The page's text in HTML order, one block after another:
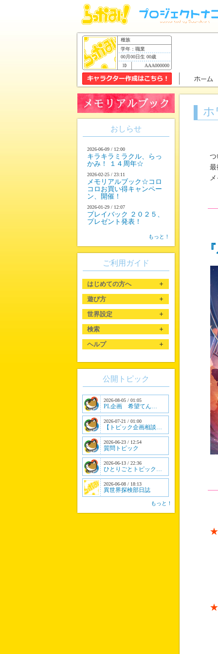
種族
学年：職業
00月00日生 00歳
AAA000000
ホ
つ
最
メ
★
【
【
【
★
ホ
も
おしらせ
2026-06-09 / 12:00
キラキラミラクル、らっ
かみ！ １４周年☆
2026-02-25 / 23:11
メモリアルブック☆コロ
コロお買い得キャンペー
ン、開催！
2026-01-29 / 12:07
プレイバック ２０２５、
プレゼント発表！
もっと！
ご利用ガイド
はじめての方へ
遊び方
世界設定
検索
ヘルプ
公開トピック
2026-08-05 / 01:05
PL企画 希望てん…
2026-07-21 / 01:00
【トピック企画相談…
2026-06-23 / 12:54
質問トピック
2026-06-13 / 22:36
ひとりごとトピック…
2026-06-08 / 18:13
異世界探検部日誌
もっと！